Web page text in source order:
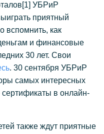
[1] УБРиР
приятный
вспомнить, как
и финансовые
30 лет. Свои
. 30 сентября УБРиР
самых интересных
сертификаты в онлайн-
также ждут приятные